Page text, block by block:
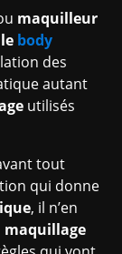
maquilleur
body
des
autant
utilisés
tout
qui donne
, il n’en